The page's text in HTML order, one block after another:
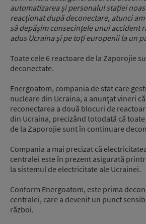
automatizarea și personalul stației
reacționat după deconectare, atunci
să depășim consecințele unui accident
adus Ucraina și pe toți europenii la un
Toate cele 6 reactoare de la Zaporojie
deconectate.
Energoatom, compania de stat care
nucleare din Ucraina, a anunţat vineri
reconectarea a două blocuri de
din Ucraina, precizând totodată că
de la Zaporojie sunt în continuare
Compania a mai precizat că
centralei este în prezent asigurată
la sistemul de electricitate ale Ucrainei.
Conform Energoatom, este prima
centralei, care a devenit un punct
război.